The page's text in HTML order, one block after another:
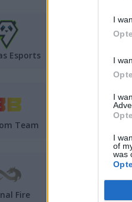
I
I
I
I
of
was
Esports
Team
Fire